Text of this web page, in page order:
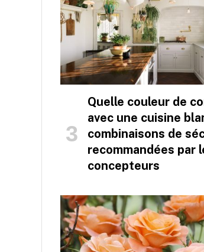
Quelle couleur de
avec une cuisine
combinaisons de
recommandées par
concepteurs